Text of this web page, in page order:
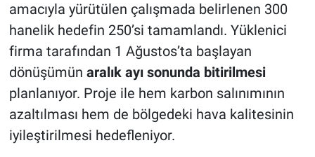
amacıyla yürütülen çalışmada belirlenen 300
hanelik hedefin 250’si tamamlandı. Yüklenici
firma tarafından 1 Ağustos’ta başlayan
dönüşümün aralık ayı sonunda bitirilmesi
planlanıyor. Proje ile hem karbon salınımının
azaltılması hem de bölgedeki hava kalitesinin
iyileştirilmesi hedefleniyor.